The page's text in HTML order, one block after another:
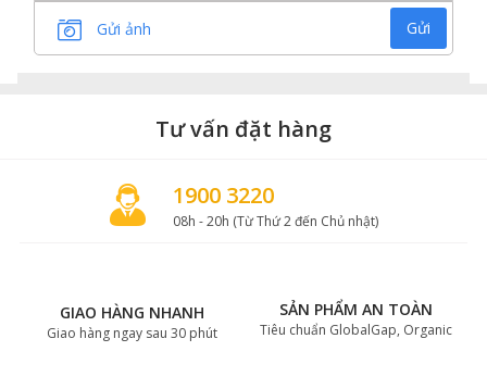
Gửi ảnh Gửi
Tư vấn đặt hàng
1900 3220
08h - 20h (Từ Thứ 2 đến Chủ nhật)
GIAO HÀNG NHANH
Giao hàng ngay sau 30 phút
SẢN PHẨM AN TOÀN
Tiêu chuẩn GlobalGap, Organic